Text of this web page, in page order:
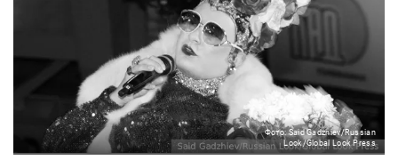
Фото: Said Gadzhiev/Russian
Look/Global Look Press